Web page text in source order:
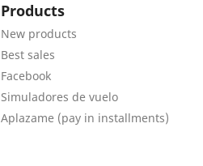
Products
New products
Best sales
Facebook
Simuladores de vuelo
Aplazame (pay in installments)